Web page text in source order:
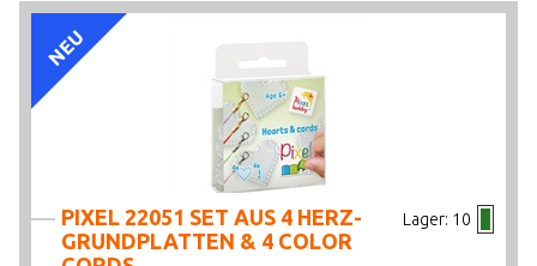
NEU
Lager: 10
PIXEL 22051 SET AUS 4 HERZ-
GRUNDPLATTEN & 4 COLOR